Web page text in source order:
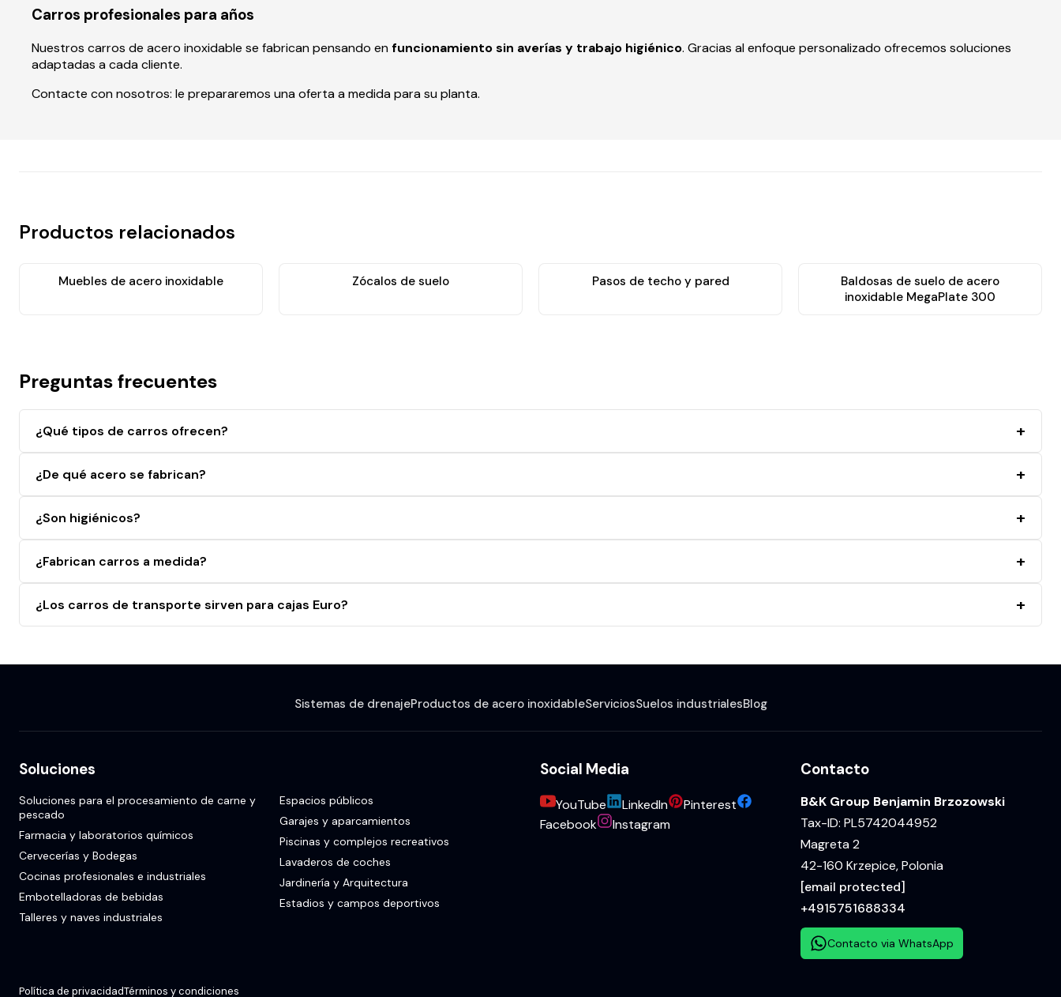
Carros profesionales para años
Nuestros carros de acero inoxidable se fabrican pensando en funcionamiento sin averías y trabajo higiénico. Gracias al enfoque personalizado ofrecemos soluciones
adaptadas a cada cliente.
Contacte con nosotros: le prepararemos una oferta a medida para su planta.
Productos relacionados
Muebles de acero inoxidable Zócalos de suelo Pasos de techo y pared
Baldosas de suelo de acero
inoxidable MegaPlate 300
Preguntas frecuentes
¿Qué tipos de carros ofrecen?
¿De qué acero se fabrican?
¿Son higiénicos?
¿Fabrican carros a medida?
¿Los carros de transporte sirven para cajas Euro?
Sistemas de drenajeProductos de acero inoxidableServiciosSuelos industrialesBlog
Soluciones
Soluciones para el procesamiento de carne y
pescado
Farmacia y laboratorios químicos
Cervecerías y Bodegas
Cocinas profesionales e industriales
Embotelladoras de bebidas
Talleres y naves industriales
Espacios públicos
Garajes y aparcamientos
Piscinas y complejos recreativos
Lavaderos de coches
Jardinería y Arquitectura
Estadios y campos deportivos
Social Media
YouTube LinkedIn
Pinterest
Facebook
Instagram
Contacto
B&K Group Benjamin Brzozowski
Tax-ID: PL5742044952
Magreta 2
42-160 Krzepice, Polonia
[email protected]
+4915751688334
Contacto via WhatsApp
Política de privacidadTérminos y condiciones